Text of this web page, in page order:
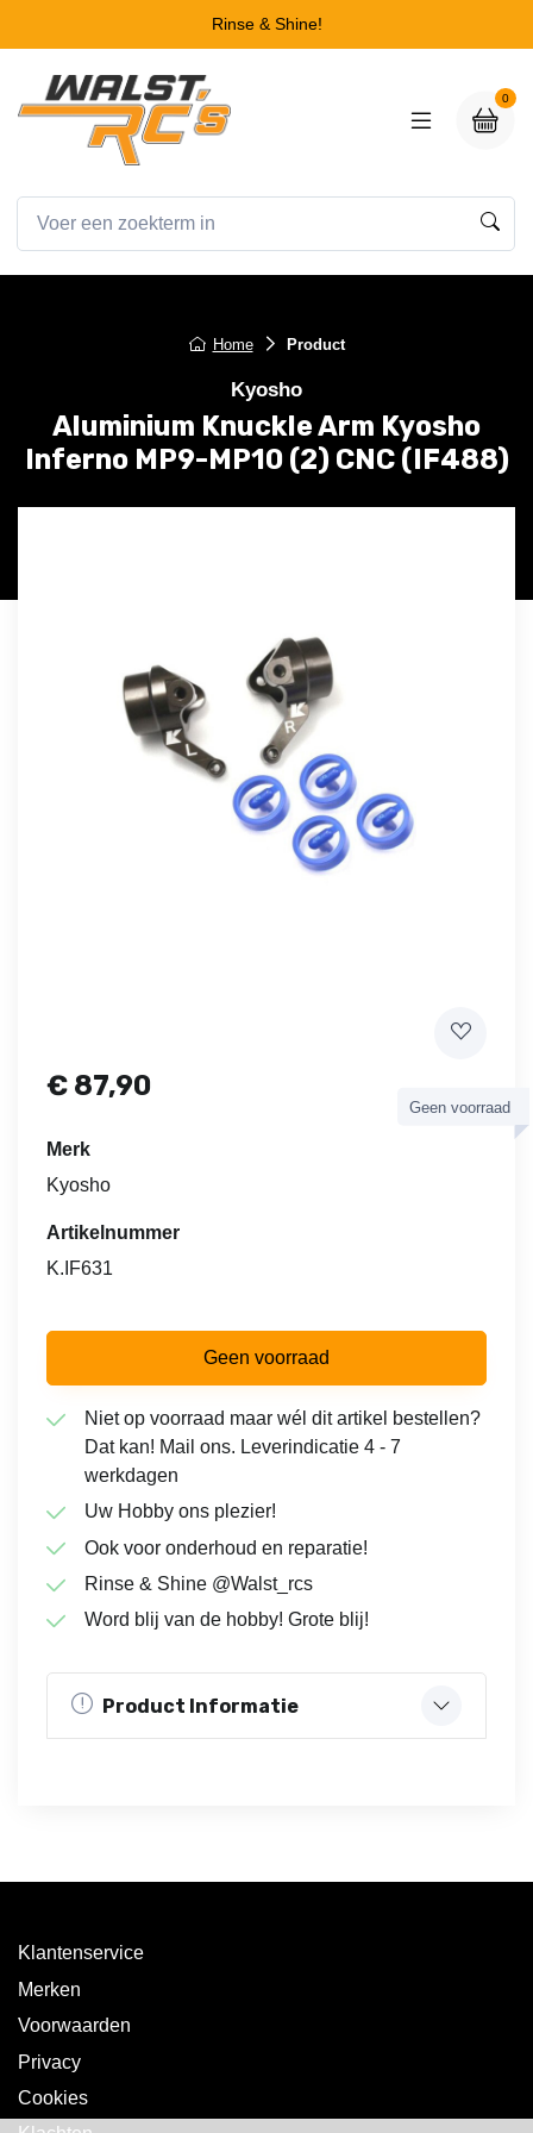
Rinse & Shine!
0
Home Product
Kyosho
Aluminium Knuckle Arm Kyosho
Inferno MP9-MP10 (2) CNC (IF488)
€ 87,90
Geen voorraad
Merk
Kyosho
Artikelnummer
K.IF631
Geen voorraad
Niet op voorraad maar wél dit artikel bestellen?
Dat kan! Mail ons. Leverindicatie 4 - 7
werkdagen
Uw Hobby ons plezier!
Ook voor onderhoud en reparatie!
Rinse & Shine @Walst_rcs
Word blij van de hobby! Grote blij!
Product Informatie
Klantenservice
Merken
Voorwaarden
Privacy
Cookies